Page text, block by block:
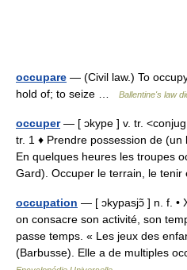
occupare — (Civil law.) To
hold of; to seize …
Ballentine's law
occuper— [ ɔkype ] v. tr.
tr. 1 ♦ Prendre possession de
En quelques heures les troupes
Gard). Occuper le terrain, le
occupation — [ ɔkypasjɔ̃ ] n. f. •
on consacre son activité, son
passe temps. « Les jeux des
(Barbusse). Elle a de multiples